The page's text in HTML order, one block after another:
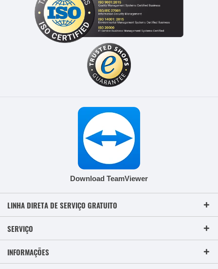
Download TeamViewer
LINHA DIRETA DE SERVIÇO GRATUITO
SERVIÇO
INFORMAÇÕES